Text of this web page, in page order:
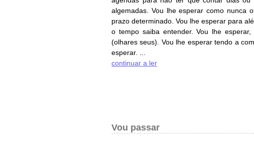
algemadas. Vou lhe esperar como nunca
prazo determinado. Vou lhe esperar para
o tempo saiba entender. Vou lhe
(olhares seus). Vou lhe esperar tendo a
esperar. ...
continuar a ler
Vou passar